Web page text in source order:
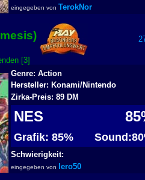
eingegeben von TerokNor
[3]
Genre: Action
Hersteller: Konami/Nintendo
Zirka-Preis: 89 DM
NES
Grafik: 85%
Schwierigkeit:
eingegeben von lero50